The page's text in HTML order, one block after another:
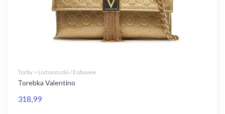
Torby > Listonoszki / Eobuwie
Torebka Valentino
318,99